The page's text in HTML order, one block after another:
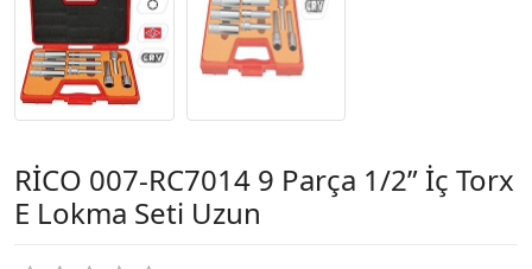
RİCO 007-RC7014 9 Parça 1/2” İç Torx
E Lokma Seti Uzun